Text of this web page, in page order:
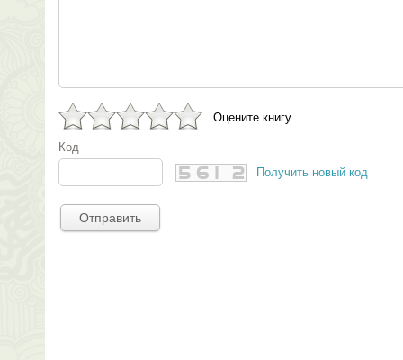
Оцените книгу
Код
Получить новый код
Отправить